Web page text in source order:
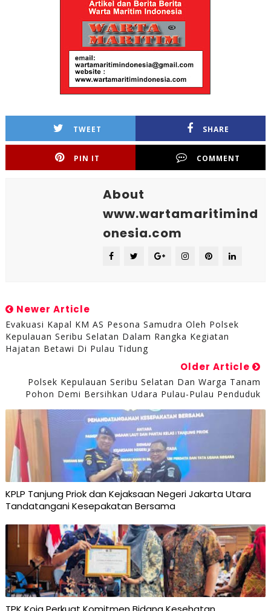
TWEET SHARE
PIN IT COMMENT
About
www.wartamaritimind
onesia.com
Newer Article
Evakuasi Kapal KM AS Pesona Samudra Oleh Polsek
Kepulauan Seribu Selatan Dalam Rangka Kegiatan
Hajatan Betawi Di Pulau Tidung
Older Article
Polsek Kepulauan Seribu Selatan Dan Warga Tanam
Pohon Demi Bersihkan Udara Pulau-Pulau Penduduk
KPLP Tanjung Priok dan Kejaksaan Negeri Jakarta Utara
Tandatangani Kesepakatan Bersama